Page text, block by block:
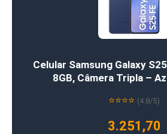
Celular Samsung Galaxy
8GB, Câmera Tripla –
⭐⭐⭐⭐ (4.8/5)
3.251,70